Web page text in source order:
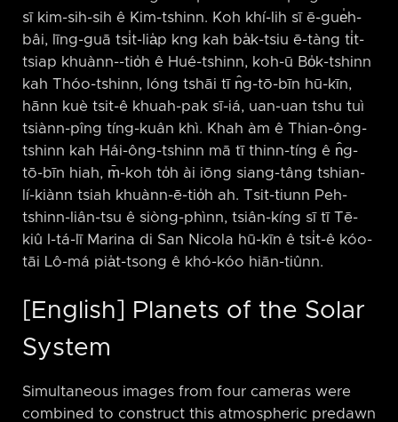
sī kim-sih-sih ê Kim-tshinn. Koh khí-lih sī ē-gue̍h-
bâi, līng-guā tsi̍t-lia̍p kng kah ba̍k-tsiu ē-tàng ti̍t-
tsiap khuànn-⁠-tio̍h ê Hué-tshinn, koh-ū Bo̍k-tshinn
kah Thóo-tshinn, lóng tshāi tī n̂g-tō-bīn hū-kīn,
hānn kuè tsit-ê khuah-pak sī-iá, uan-uan tshu tuì
tsiànn-pîng tíng-kuân khì. Khah àm ê Thian-ông-
tshinn kah Hái-ông-tshinn mā tī thinn-tíng ê n̂g-
tō-bīn hiah, m̄-koh to̍h ài iōng siang-tâng tshian-
lí-kiànn tsiah khuànn-ē-tio̍h ah. Tsit-tiunn Peh-
tshinn-liân-tsu ê siòng-phìnn, tsiân-kíng sī tī Tē-
kiû I-tá-lī Marina di San Nicola hū-kīn ê tsi̍t-ê kóo-
tāi Lô-má pia̍t-tsong ê khó-kóo hiān-tiûnn.
[English] Planets of the Solar
System
Simultaneous images from four cameras were
combined to construct this atmospheric predawn